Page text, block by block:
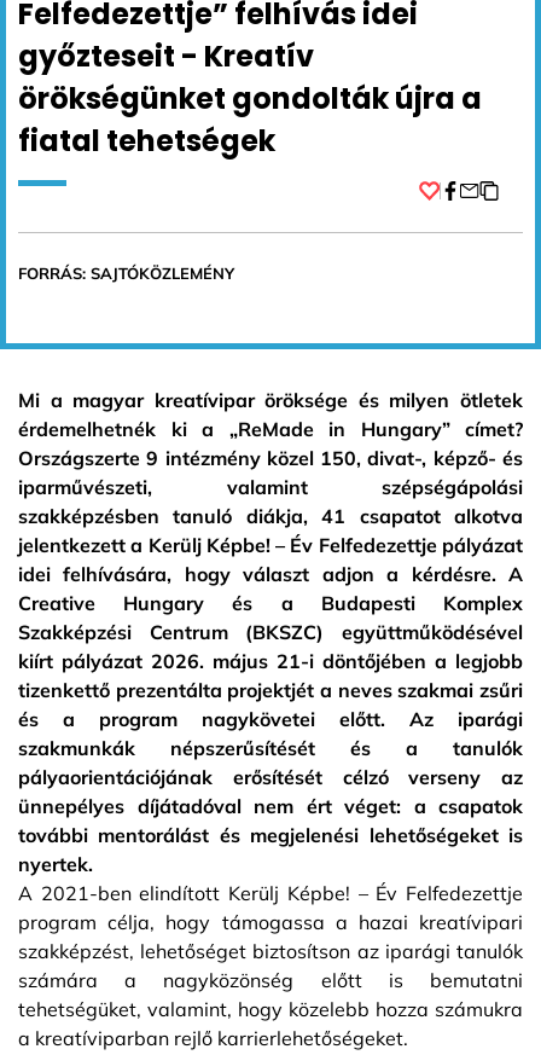
Felfedezettje” felhívás idei
győzteseit - Kreatív
örökségünket gondolták újra a
fiatal tehetségek
FORRÁS: SAJTÓKÖZLEMÉNY
Mi a magyar kreatívipar öröksége és milyen ötletek
érdemelhetnék ki a „ReMade in Hungary” címet?
Országszerte 9 intézmény közel 150, divat-, képző- és
iparművészeti, valamint szépségápolási
szakképzésben tanuló diákja, 41 csapatot alkotva
jelentkezett a Kerülj Képbe! – Év Felfedezettje pályázat
idei felhívására, hogy választ adjon a kérdésre. A
Creative Hungary és a Budapesti Komplex
Szakképzési Centrum (BKSZC) együttműködésével
kiírt pályázat 2026. május 21-i döntőjében a legjobb
tizenkettő prezentálta projektjét a neves szakmai zsűri
és a program nagykövetei előtt. Az iparági
szakmunkák népszerűsítését és a tanulók
pályaorientációjának erősítését célzó verseny az
ünnepélyes díjátadóval nem ért véget: a csapatok
további mentorálást és megjelenési lehetőségeket is
nyertek.
A 2021-ben elindított Kerülj Képbe! – Év Felfedezettje
program célja, hogy támogassa a hazai kreatívipari
szakképzést, lehetőséget biztosítson az iparági tanulók
számára a nagyközönség előtt is bemutatni
tehetségüket, valamint, hogy közelebb hozza számukra
a kreatíviparban rejlő karrierlehetőségeket.